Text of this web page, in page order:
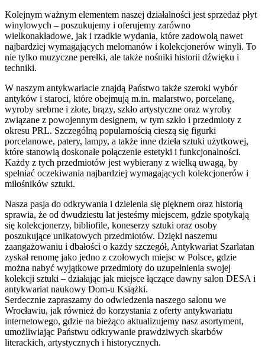
Kolejnym ważnym elementem naszej działalności jest sprzedaż płyt
winylowych – poszukujemy i oferujemy zarówno
wielkonakładowe, jak i rzadkie wydania, które zadowolą nawet
najbardziej wymagających melomanów i kolekcjonerów winyli. To
nie tylko muzyczne perełki, ale także nośniki historii dźwięku i
techniki.
W naszym antykwariacie znajdą Państwo także szeroki wybór
antyków i staroci, które obejmują m.in. malarstwo, porcelanę,
wyroby srebrne i złote, brązy, szkło artystyczne oraz wyroby
związane z powojennym designem, w tym szkło i przedmioty z
okresu PRL. Szczególną popularnością cieszą się figurki
porcelanowe, patery, lampy, a także inne dzieła sztuki użytkowej,
które stanowią doskonałe połączenie estetyki i funkcjonalności.
Każdy z tych przedmiotów jest wybierany z wielką uwagą, by
spełniać oczekiwania najbardziej wymagających kolekcjonerów i
miłośników sztuki.
Nasza pasja do odkrywania i dzielenia się pięknem oraz historią
sprawia, że od dwudziestu lat jesteśmy miejscem, gdzie spotykają
się kolekcjonerzy, bibliofile, koneserzy sztuki oraz osoby
poszukujące unikatowych przedmiotów. Dzięki naszemu
zaangażowaniu i dbałości o każdy szczegół, Antykwariat Szarlatan
zyskał renomę jako jedno z czołowych miejsc w Polsce, gdzie
można nabyć wyjątkowe przedmioty do uzupełnienia swojej
kolekcji sztuki – działając jak miejsce łączące dawny salon DESA i
antykwariat naukowy Dom-u Książki.
Serdecznie zapraszamy do odwiedzenia naszego salonu we
Wrocławiu, jak również do korzystania z oferty antykwariatu
internetowego, gdzie na bieżąco aktualizujemy nasz asortyment,
umożliwiając Państwu odkrywanie prawdziwych skarbów
literackich, artystycznych i historycznych.